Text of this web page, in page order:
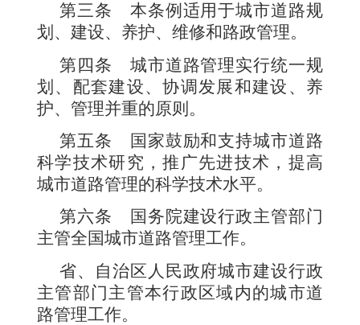
第三条 本条例适用于城市道路规
划、建设、养护、维修和路政管理。
第四条 城市道路管理实行统一规
划、配套建设、协调发展和建设、养
护、管理并重的原则。
第五条
国家鼓励和支持城市道路
科学技术研究，推广先进技术，提高
城市道路管理的科学技术水平。
第六条
国务院建设行政主管部门
主管全国城市道路管理工作。
省、自治区人民政府城市建设行政
主管部门主管本行政区域内的城市道
路管理工作。